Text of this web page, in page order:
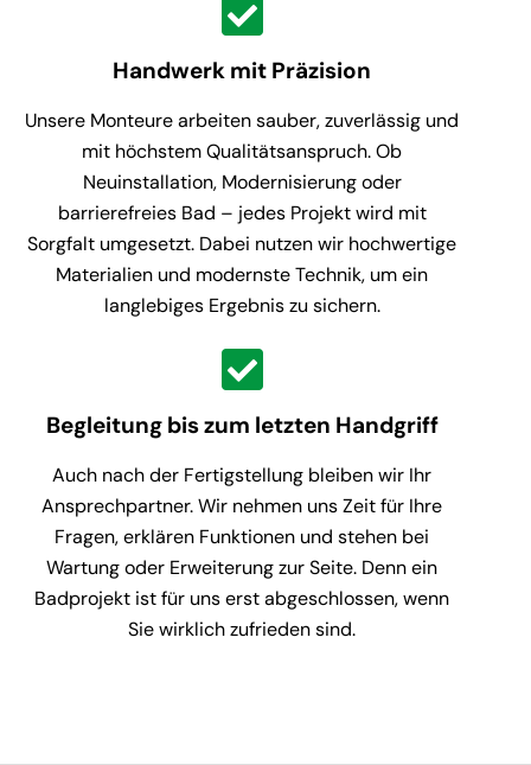
Handwerk mit Präzision
Unsere Monteure arbeiten sauber, zuverlässig und
mit höchstem Qualitätsanspruch. Ob
Neuinstallation, Modernisierung oder
barrierefreies Bad – jedes Projekt wird mit
Sorgfalt umgesetzt. Dabei nutzen wir hochwertige
Materialien und modernste Technik, um ein
langlebiges Ergebnis zu sichern.
Begleitung bis zum letzten Handgriff
Auch nach der Fertigstellung bleiben wir Ihr
Ansprechpartner. Wir nehmen uns Zeit für Ihre
Fragen, erklären Funktionen und stehen bei
Wartung oder Erweiterung zur Seite. Denn ein
Badprojekt ist für uns erst abgeschlossen, wenn
Sie wirklich zufrieden sind.